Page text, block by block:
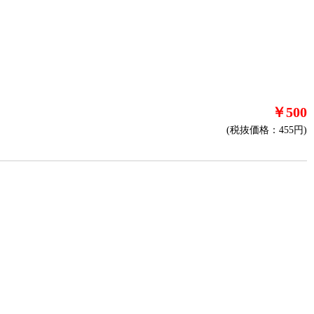
￥500
(税抜価格：455円)